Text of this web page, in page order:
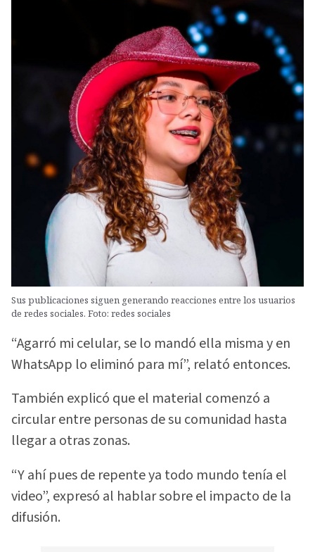
Sus publicaciones siguen generando reacciones entre los usuarios
de redes sociales. Foto: redes sociales
“Agarró mi celular, se lo mandó ella misma y en
WhatsApp lo eliminó para mí”, relató entonces.
También explicó que el material comenzó a
circular entre personas de su comunidad hasta
llegar a otras zonas.
“Y ahí pues de repente ya todo mundo tenía el
video”, expresó al hablar sobre el impacto de la
difusión.